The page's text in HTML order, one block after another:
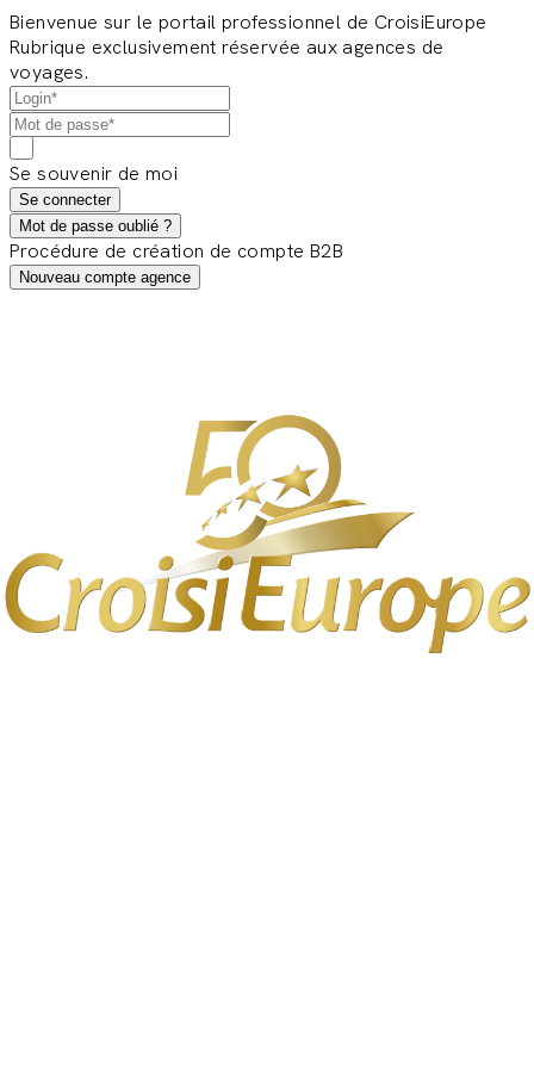
Bienvenue sur le portail professionnel de CroisiEurope
Rubrique exclusivement réservée aux agences de
voyages.
Se souvenir de moi
Se connecter
Mot de passe oublié ?
Procédure de création de compte B2B
Nouveau compte agence